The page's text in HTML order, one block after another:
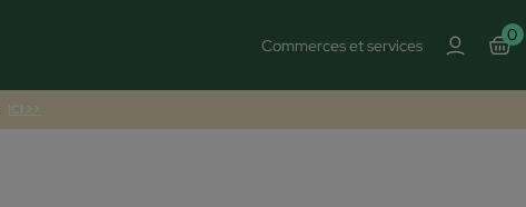
Commerces et services
0
ICI >>